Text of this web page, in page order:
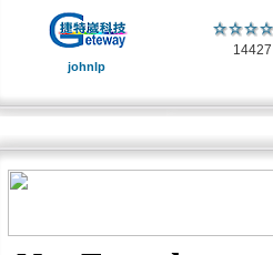
johnlp